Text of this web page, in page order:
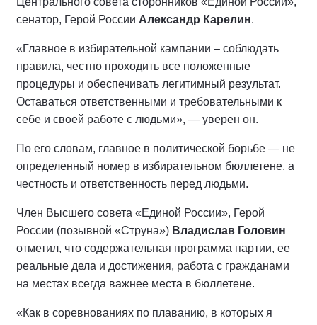
сенатор, Герой России Александр Карелин.
«Главное в избирательной кампании – соблюдать
правила, честно проходить все положенные
процедуры и обеспечивать легитимный результат.
Оставаться ответственными и требовательными к
себе и своей работе с людьми», — уверен он.
По его словам, главное в политической борьбе — не
определенный номер в избирательном бюллетене, а
честность и ответственность перед людьми.
Член Высшего совета «Единой России», Герой
России (позывной «Струна») Владислав Головин
отметил, что содержательная программа партии, ее
реальные дела и достижения, работа с гражданами
на местах всегда важнее места в бюллетене.
«Как в соревнованиях по плаванию, в которых я